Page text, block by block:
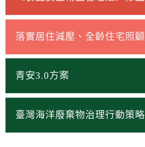
落實居住減壓、全齡住宅照顧
青安3.0方案
臺灣海洋廢棄物治理行動策略